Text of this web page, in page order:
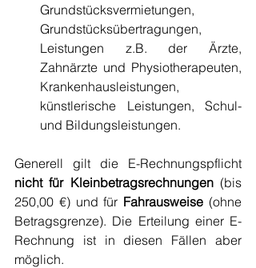
Grundstücksvermietungen,
Grundstücksübertragungen,
Leistungen z.B. der Ärzte,
Zahnärzte und Physiotherapeuten,
Krankenhausleistungen,
künstlerische Leistungen, Schul-
und Bildungsleistungen.
nicht für Kleinbetragsrechnungen (bis
250,00 €) und für Fahrausweise (ohne
Betragsgrenze). Die Erteilung einer E-
Rechnung ist in diesen Fällen aber
möglich.